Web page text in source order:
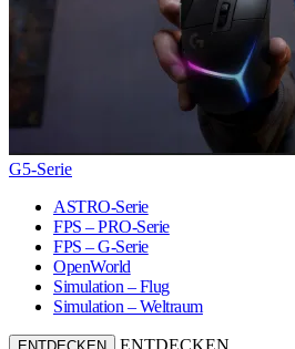
G5-Serie
ASTRO-Serie
FPS – PRO-Serie
FPS – G-Serie
OpenWorld
Simulation – Flug
Simulation – Weltraum
ENTDECKEN